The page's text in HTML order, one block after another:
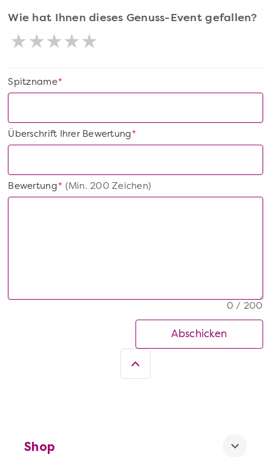
Wie hat Ihnen dieses Genuss-Event gefallen?
*
Spitzname
*
Überschrift Ihrer Bewertung
*
Bewertung(Min. 200 Zeichen)
0 / 200
Abschicken
Shop